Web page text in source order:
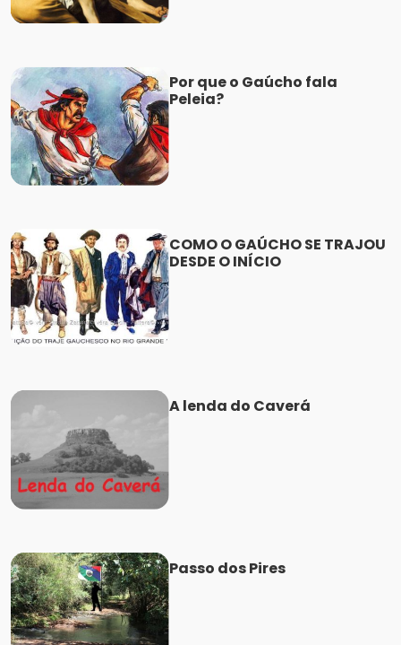
Por que o Gaúcho fala
Peleia?
COMO O GAÚCHO SE TRAJOU
DESDE O INÍCIO
A lenda do Caverá
Passo dos Pires